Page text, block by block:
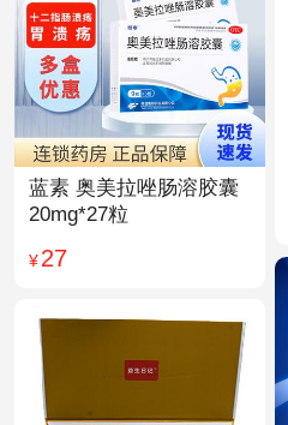
蓝素 奥美拉唑肠溶胶囊
20mg*27粒
¥27